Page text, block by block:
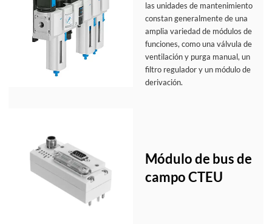
las unidades de mantenimiento
constan generalmente de una
amplia variedad de módulos de
funciones, como una válvula de
ventilación y purga manual, un
filtro regulador y un módulo de
derivación.
Módulo de bus de
campo CTEU